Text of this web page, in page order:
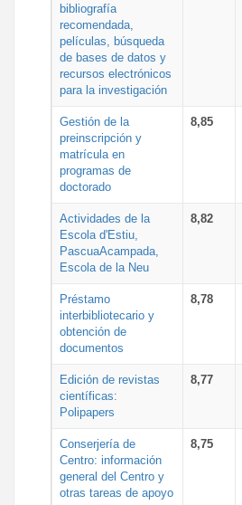
bibliografía
recomendada,
películas, búsqueda
de bases de datos y
recursos electrónicos
para la investigación
Gestión de la
preinscripción y
matrícula en
programas de
doctorado
8,85
Actividades de la
Escola d'Estiu,
PascuaAcampada,
Escola de la Neu
8,82
Préstamo
interbibliotecario y
obtención de
documentos
8,78
Edición de revistas
científicas:
Polipapers
8,77
Conserjería de
Centro: información
general del Centro y
otras tareas de apoyo
8,75